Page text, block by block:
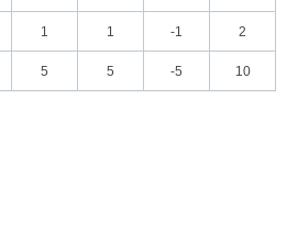
1 1 -1 2
5 5 -5 10